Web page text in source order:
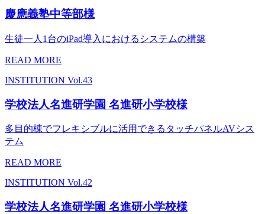
慶應義塾中等部様
生徒一人1台のiPad導入におけるシステムの構築
READ MORE
INSTITUTION Vol.43
学校法人名進研学園 名進研小学校様
多目的棟でフレキシブルに活用できるタッチパネルAVシス
テム
READ MORE
INSTITUTION Vol.42
学校法人名進研学園 名進研小学校様